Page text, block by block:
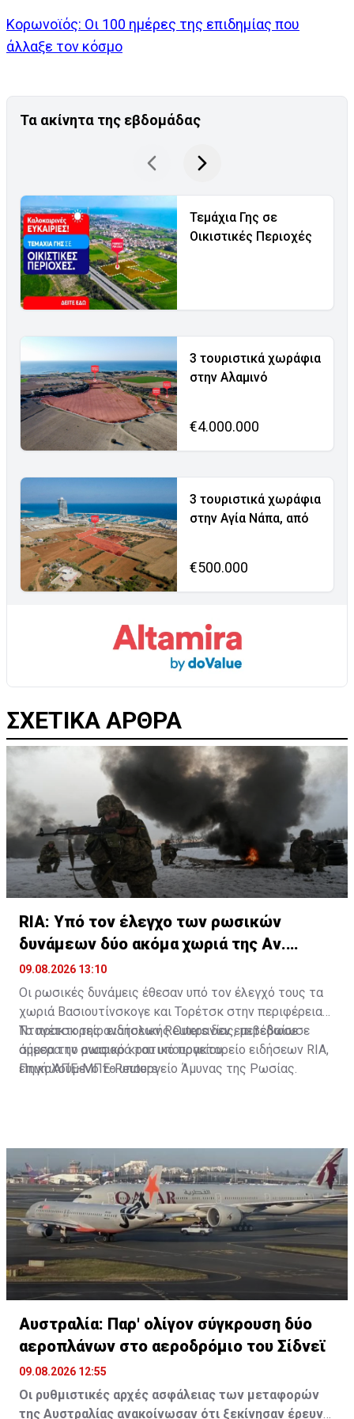
Κορωνοϊός: Οι 100 ημέρες της επιδημίας που
άλλαξε τον κόσμο
Τα ακίνητα της εβδομάδας
Τεμάχια Γης σε
Οικιστικές Περιοχές
3 τουριστικά χωράφια
στην Αλαμινό
€4.000.000
3 τουριστικά χωράφια
στην Αγία Νάπα, από
€500.000
ΣΧΕΤΙΚΑ ΑΡΘΡΑ
RIA: Υπό τον έλεγχο των ρωσικών
δυνάμεων δύο ακόμα χωριά της Αν.
Ουκρανίας
09.08.2026 13:10
Οι ρωσικές δυνάμεις έθεσαν υπό τον έλεγχό τους τα
χωριά Βασιουτίνσκογε και Τορέτσκ στην περιφέρεια
Ντονέτσκ της ανατολικής Ουκρανίας, μετέδωσε
σήμερα το ρωσικό κρατικό πρακτορείο ειδήσεων RIA,
επικαλούμενο το υπουργείο Άμυνας της Ρωσίας.
Το πρακτορείο ειδήσεων Reuters δεν επιβεβαίωσε
άμεσα την αναφορά του υπουργείου.
Πηγή: ΑΠΕ-ΜΠΕ-Reuters
Αυστραλία: Παρ' ολίγον σύγκρουση δύο
αεροπλάνων στο αεροδρόμιο του Σίδνεϊ
09.08.2026 12:55
Οι ρυθμιστικές αρχές ασφάλειας των μεταφορών
της Αυστραλίας ανακοίνωσαν ότι ξεκίνησαν έρευνα